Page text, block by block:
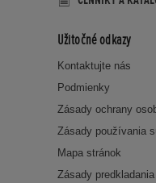
Užitočné odkazy
Kontaktujte nás
Podmienky
Zásady ochrany
Zásady používania
Mapa stránok
Zásady